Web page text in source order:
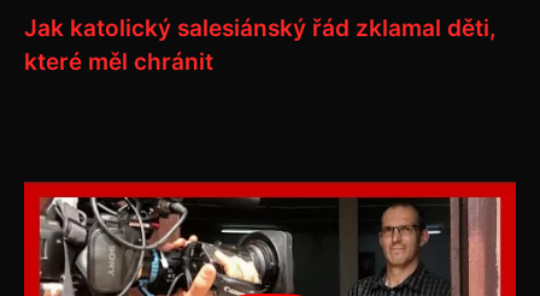
Jak katolický salesiánský řád zklamal děti,
které měl chránit